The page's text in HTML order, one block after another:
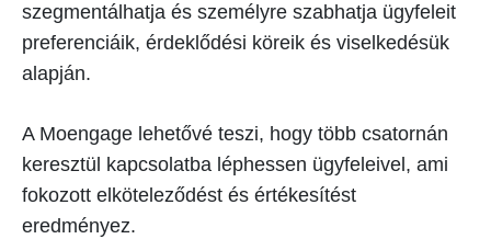
szegmentálhatja és személyre szabhatja ügyfeleit
preferenciáik, érdeklődési köreik és viselkedésük
alapján.
A Moengage lehetővé teszi, hogy több csatornán
keresztül kapcsolatba léphessen ügyfeleivel, ami
fokozott elköteleződést és értékesítést
eredményez.